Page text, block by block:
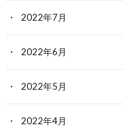
2022年7月
2022年6月
2022年5月
2022年4月